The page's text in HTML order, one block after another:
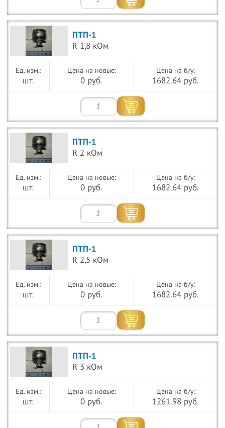
ПТП-1
R 1,8 кОм
шт.
Цена на новые:
0 руб.
Цена на б/у:
1682.64 руб.
ПТП-1
R 2 кОм
шт.
Цена на новые:
0 руб.
Цена на б/у:
1682.64 руб.
ПТП-1
R 2,5 кОм
шт.
Цена на новые:
0 руб.
Цена на б/у:
1682.64 руб.
ПТП-1
R 3 кОм
шт.
Цена на новые:
0 руб.
Цена на б/у:
1261.98 руб.